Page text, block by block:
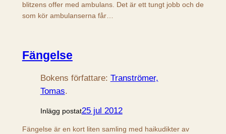
blitzens offer med ambulans. Det är ett tungt jobb och de
som kör ambulanserna får…
Fängelse
Bokens författare: Tranströmer,
Tomas.
Inlägg postat25 jul 2012
Fängelse är en kort liten samling med haikudikter av